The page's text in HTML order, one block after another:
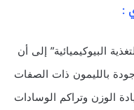
:
في “دورية التغذية البيوكيميائية” إلى أن
بالليمون ذات الصفات
الوزن وتراكم الوسادات